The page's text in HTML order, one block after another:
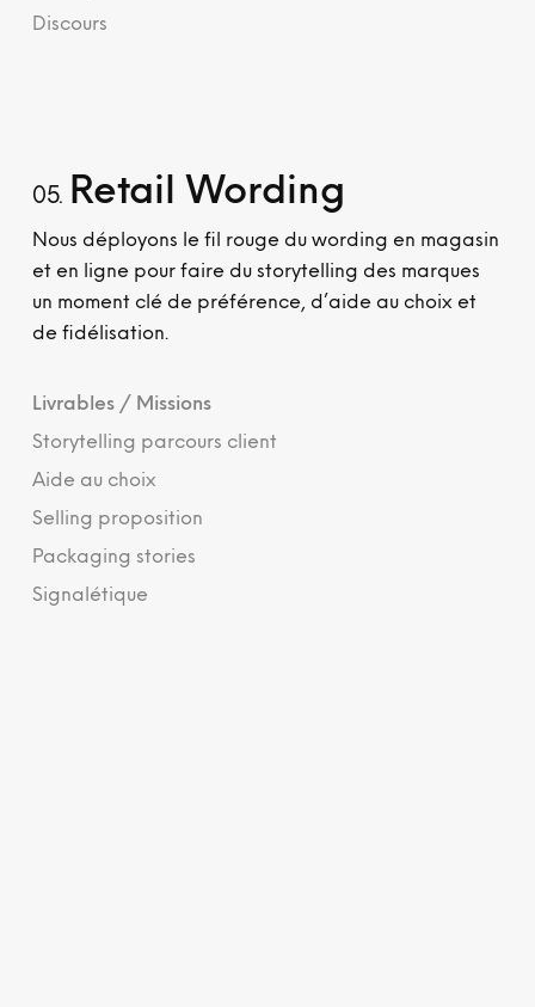
Discours
05. Retail Wording
Nous déployons le fil rouge du wording en magasin
et en ligne pour faire du storytelling des marques
un moment clé de préférence, d’aide au choix et
de fidélisation.
Livrables / Missions
Storytelling parcours client
Aide au choix
Selling proposition
Packaging stories
Signalétique